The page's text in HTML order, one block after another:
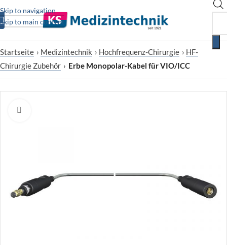
Skip to navigation
Skip to main content
Startseite › Medizintechnik › Hochfrequenz-Chirurgie › HF-
Chirurgie Zubehör › Erbe Monopolar-Kabel für VIO/ICC